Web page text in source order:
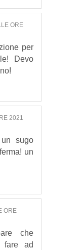
ORE
per
Devo
2021
sugo
un
ORE
che
fare ad